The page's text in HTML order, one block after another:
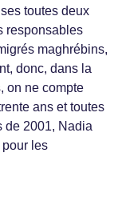
toutes deux
responsables
maghrébins,
donc, dans la
on ne compte
ans et toutes
de 2001, Nadia
les